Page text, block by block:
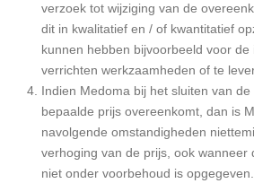
verzoek tot wijziging van de
dit in kwalitatief en / of kwantitatief
kunnen hebben bijvoorbeeld voor de
verrichten werkzaamheden of te
Indien Medoma bij het sluiten van
bepaalde prijs overeenkomt, dan is
navolgende omstandigheden
verhoging van de prijs, ook wanneer
niet onder voorbehoud is opgegeven.